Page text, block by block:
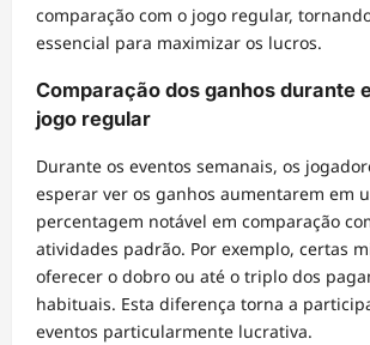
comparação com o jogo regular,
essencial para maximizar os lucros.
Comparação dos ganhos durante
jogo regular
Durante os eventos semanais, os
esperar ver os ganhos aumentarem em
percentagem notável em comparação
atividades padrão. Por exemplo, certas
oferecer o dobro ou até o triplo dos
habituais. Esta diferença torna a
eventos particularmente lucrativa.